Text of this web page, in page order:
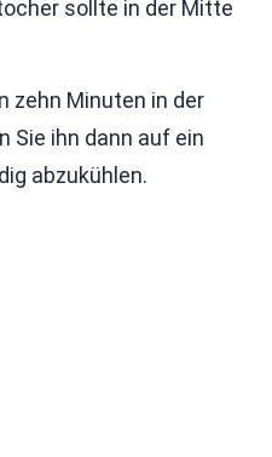
sollte in der Mitte
zehn Minuten in der
Sie ihn dann auf ein
abzukühlen.